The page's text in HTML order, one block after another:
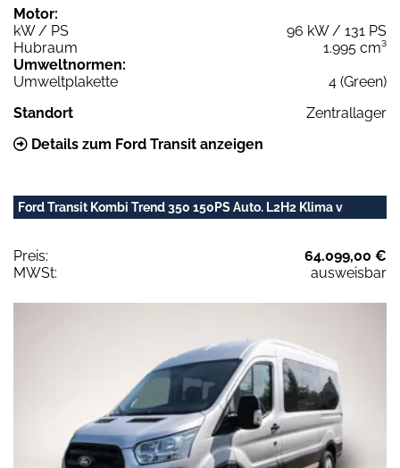
Motor:
kW / PS
96 kW / 131 PS
Hubraum
1.995 cm³
Umweltnormen:
Umweltplakette
4 (Green)
Standort
Zentrallager
Details zum Ford Transit anzeigen
Ford Transit Kombi Trend 350 150PS Auto. L2H2 Klima v
Preis:
64.099,00 €
MWSt:
ausweisbar